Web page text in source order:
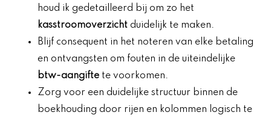
houd ik gedetailleerd bij om zo het
kasstroomoverzicht duidelijk te maken.
Blijf consequent in het noteren van elke betaling
en ontvangsten om fouten in de uiteindelijke
btw-aangifte te voorkomen.
Zorg voor een duidelijke structuur binnen de
boekhouding door rijen en kolommen logisch te